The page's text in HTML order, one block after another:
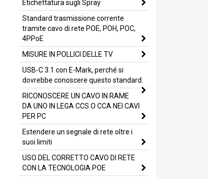
Etichettatura sugli Spray
Standard trasmissione corrente
tramite cavo di rete POE, POH, POC,
4PPoE
MISURE IN POLLICI DELLE TV
USB-C 3.1 con E-Mark, perché si
dovrebbe conoscere questo standard.
RICONOSCERE UN CAVO IN RAME
DA UNO IN LEGA CCS O CCA NEI CAVI
PER PC
Estendere un segnale di rete oltre i
suoi limiti
USO DEL CORRETTO CAVO DI RETE
CON LA TECNOLOGIA POE